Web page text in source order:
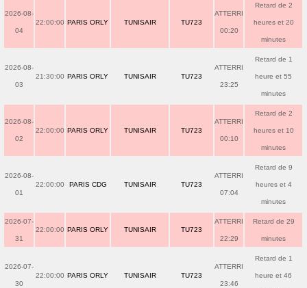
2026-08-
04
22:00:00 PARIS ORLY TUNISAIR TU723
ATTERRI
00:20
Retard de 2
heures et 20
minutes
2026-08-
03
21:30:00 PARIS ORLY TUNISAIR TU723
ATTERRI
23:25
Retard de 1
heure et 55
minutes
2026-08-
02
22:00:00 PARIS ORLY TUNISAIR TU723
ATTERRI
00:10
Retard de 2
heures et 10
minutes
2026-08-
01
22:00:00 PARIS CDG TUNISAIR TU723
ATTERRI
07:04
Retard de 9
heures et 4
minutes
2026-07-
31
22:00:00 PARIS ORLY TUNISAIR TU723
ATTERRI
22:29
Retard de 29
minutes
2026-07-
30
22:00:00 PARIS ORLY TUNISAIR TU723
ATTERRI
23:46
Retard de 1
heure et 46